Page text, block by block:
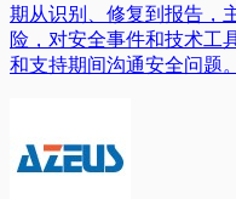
期从识别、修复到报告，
险，对安全事件和技术工
和支持期间沟通安全问题。